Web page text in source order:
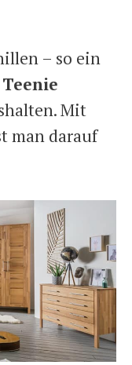
– so ein
Mit
man darauf